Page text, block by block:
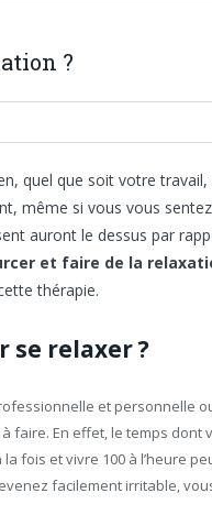
?
quel que soit votre travail,
même si vous vous
auront le dessus par
et faire de la
thérapie.
se relaxer ?
et personnelle
En effet, le temps dont
fois et vivre 100 à l’heure
facilement irritable,